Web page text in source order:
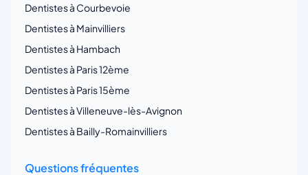
Dentistes à Courbevoie
Dentistes à Mainvilliers
Dentistes à Hambach
Dentistes à Paris 12ème
Dentistes à Paris 15ème
Dentistes à Villeneuve-lès-Avignon
Dentistes à Bailly-Romainvilliers
Questions fréquentes